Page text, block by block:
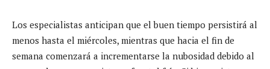
Los especialistas anticipan que el buen tiempo persistirá al
menos hasta el miércoles, mientras que hacia el fin de
semana comenzará a incrementarse la nubosidad debido al